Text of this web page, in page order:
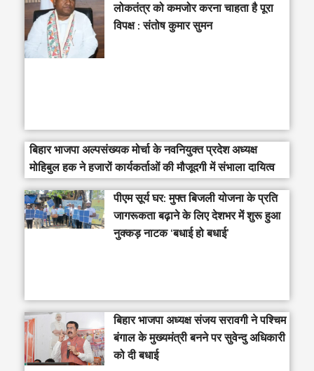
लोकतंत्र को कमजोर करना चाहता है पूरा
विपक्ष : संतोष कुमार सुमन
बिहार भाजपा अल्पसंख्यक मोर्चा के नवनियुक्त प्रदेश अध्यक्ष
मोहिबुल हक ने हजारों कार्यकर्ताओं की मौजूदगी में संभाला दायित्व
पीएम सूर्य घर: मुफ्त बिजली योजना के प्रति
जागरूकता बढ़ाने के लिए देशभर में शुरू हुआ
नुक्कड़ नाटक ‘बधाई हो बधाई’
‎बिहार भाजपा अध्यक्ष संजय सरावगी ने पश्चिम
बंगाल के मुख्यमंत्री बनने पर सुवेन्दु अधिकारी
को दी बधाई